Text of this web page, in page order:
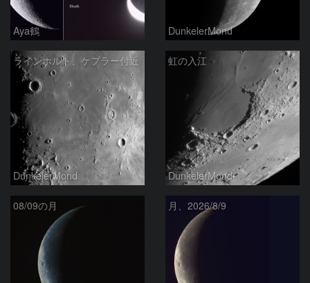
Aya鶴 DunkelerMond
ラインホルト、ケプラー付近
DunkelerMond
虹の入江
DunkelerMond
08/09の月 月、2026/8/9